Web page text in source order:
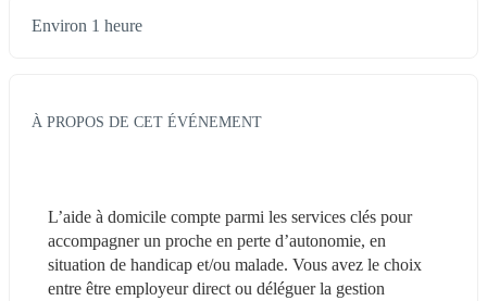
Environ 1 heure
À PROPOS DE CET ÉVÉNEMENT
L’aide à domicile compte parmi les services clés pour
accompagner un proche en perte d’autonomie, en
situation de handicap et/ou malade. Vous avez le choix
entre être employeur direct ou déléguer la gestion